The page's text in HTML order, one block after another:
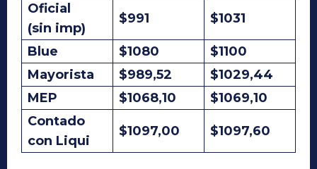
Oficial
(sin imp)
$991 $1031
Blue $1080
$1100
Mayorista
$989,52
$1029,44
MEP
$1068,10
$1069,10
Contado
con Liqui
$1097,00 $1097,60